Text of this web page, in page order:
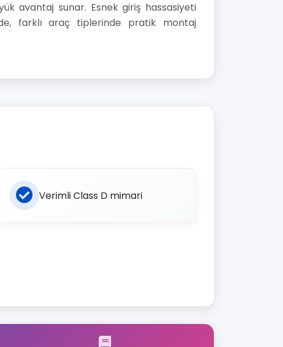
avantaj sunar. Esnek giriş hassasiyeti
farklı araç tiplerinde pratik montaj
Verimli Class D mimari